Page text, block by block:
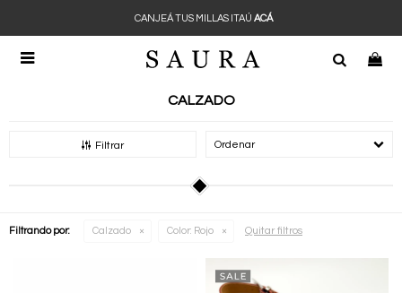

CANJEÁ TUS MILLAS ITAÚ ACÁ
CALZADO
Filtrar Recomendados
Filtrando por: Calzado Color: Rojo Quitar filtros